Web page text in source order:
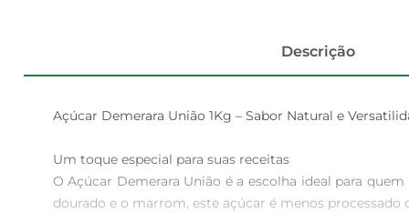
Descrição
Açúcar Demerara União 1Kg – Sabor Natural e
Um toque especial para suas receitas
O Açúcar Demerara União é a escolha ideal para
dourado e o marrom, este açúcar é menos